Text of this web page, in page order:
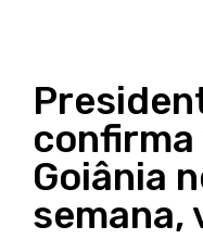
confirma
Goiânia
semana,